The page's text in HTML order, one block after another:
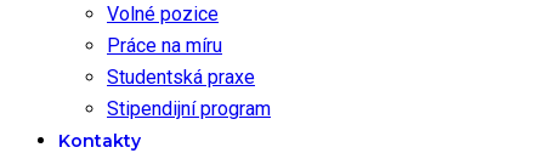
Volné pozice
Práce na míru
Studentská praxe
Stipendijní program
Kontakty